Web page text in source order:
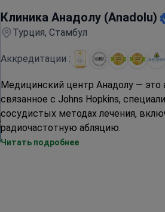
Уровень рекомендаций
Клиника Анадолу (Anadolu)
Турция, Стамбул
Аккредитации :
Медицинский центр Анадолу — это
связанное с Johns Hopkins,
сосудистых методах лечения,
радиочастотную абляцию.
Процедуры EVLA/EVRF
Читать подробнее